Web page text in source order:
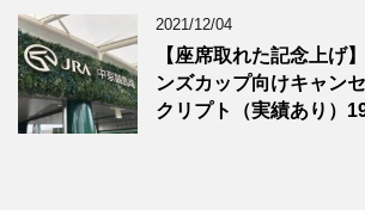
2021/12/04
【座席取れた記念上げ
ンズカップ向けキャン
クリプト（実績あり）